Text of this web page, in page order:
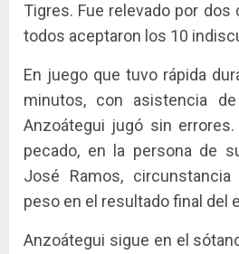
Tigres. Fue relevado por
todos aceptaron los 10
En juego que tuvo rápida
minutos, con asistencia
Anzoátegui jugó sin
pecado, en la persona de
José Ramos,
peso en el resultado final del
Anzoátegui sigue en el